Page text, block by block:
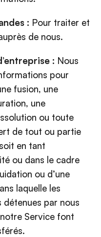
: Pour traiter et
de nous.
: Nous
pour
fusion, une
une
ou toute
de tout ou partie
en tant
ou dans le cadre
ou d’une
laquelle les
détenues par nous
Service font